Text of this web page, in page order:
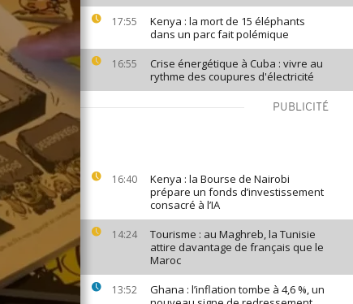
17:55
Kenya : la mort de 15 éléphants
dans un parc fait polémique
16:55
Crise énergétique à Cuba : vivre au
rythme des coupures d'électricité
PUBLICITÉ
16:40
Kenya : la Bourse de Nairobi
prépare un fonds d’investissement
consacré à l’IA
14:24
Tourisme : au Maghreb, la Tunisie
attire davantage de français que le
Maroc
13:52
Ghana : l’inflation tombe à 4,6 %, un